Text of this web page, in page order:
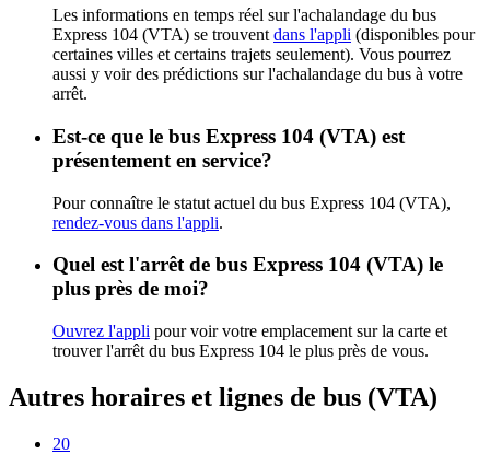
Les informations en temps réel sur l'achalandage du bus
Express 104 (VTA) se trouvent dans l'appli (disponibles pour
certaines villes et certains trajets seulement). Vous pourrez
aussi y voir des prédictions sur l'achalandage du bus à votre
arrêt.
Est-ce que le bus Express 104 (VTA) est
présentement en service?
Pour connaître le statut actuel du bus Express 104 (VTA),
rendez-vous dans l'appli.
Quel est l'arrêt de bus Express 104 (VTA) le
plus près de moi?
Ouvrez l'appli pour voir votre emplacement sur la carte et
trouver l'arrêt du bus Express 104 le plus près de vous.
Autres horaires et lignes de bus (VTA)
20